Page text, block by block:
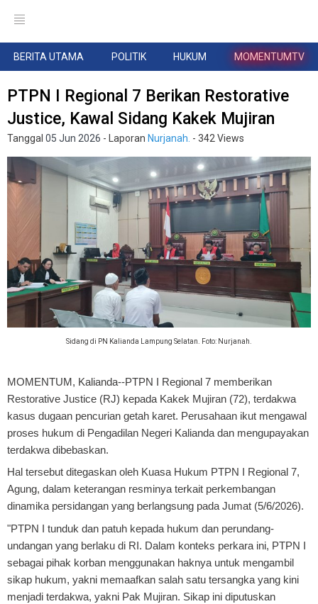
BERITA UTAMA POLITIK HUKUM MOMENTUMTV
PTPN I Regional 7 Berikan Restorative
Justice, Kawal Sidang Kakek Mujiran
Tanggal 05 Jun 2026 - Laporan Nurjanah. - 342 Views
Sidang di PN Kalianda Lampung Selatan. Foto: Nurjanah.
MOMENTUM, Kalianda--PTPN I Regional 7 memberikan
Restorative Justice (RJ) kepada Kakek Mujiran (72), terdakwa
kasus dugaan pencurian getah karet. Perusahaan ikut mengawal
proses hukum di Pengadilan Negeri Kalianda dan mengupayakan
terdakwa dibebaskan.
Hal tersebut ditegaskan oleh Kuasa Hukum PTPN I Regional 7,
Agung, dalam keterangan resminya terkait perkembangan
dinamika persidangan yang berlangsung pada Jumat (5/6/2026).
"PTPN I tunduk dan patuh kepada hukum dan perundang-
undangan yang berlaku di RI. Dalam konteks perkara ini, PTPN I
sebagai pihak korban menggunakan haknya untuk mengambil
sikap hukum, yakni memaafkan salah satu tersangka yang kini
menjadi terdakwa, yakni Pak Mujiran. Sikap ini diputuskan